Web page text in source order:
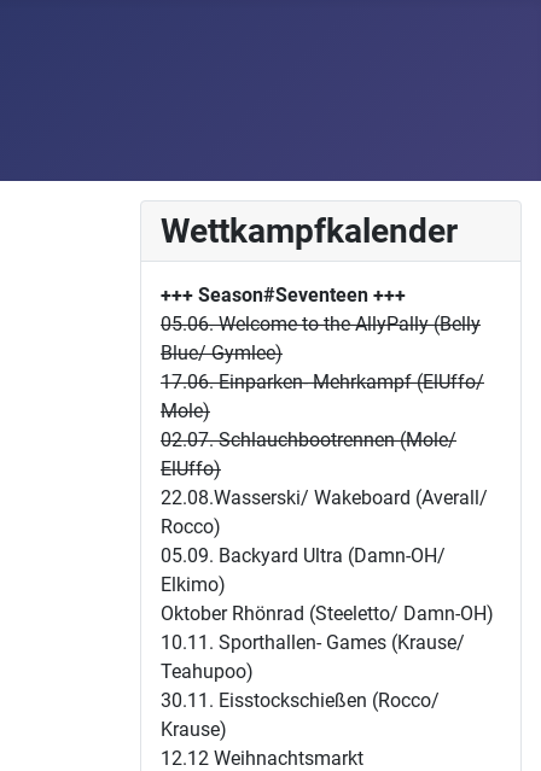
Wettkampfkalender
+++ Season#Seventeen +++
05.06. Welcome to the AllyPally (Belly
Blue/ Gymlee)
17.06. Einparken- Mehrkampf (ElUffo/
Mole)
02.07. Schlauchbootrennen (Mole/
ElUffo)
22.08.Wasserski/ Wakeboard (Averall/
Rocco)
05.09. Backyard Ultra (Damn-OH/
Elkimo)
Oktober Rhönrad (Steeletto/ Damn-OH)
10.11. Sporthallen- Games (Krause/
Teahupoo)
30.11. Eisstockschießen (Rocco/
Krause)
12.12 Weihnachtsmarkt